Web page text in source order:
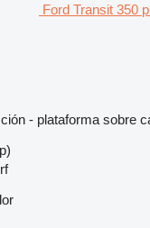
Ford Transit 350
- plataforma sobre